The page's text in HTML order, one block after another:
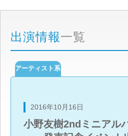
出演情報一覧
アーティスト系
2016年10月16日
小野友樹2ndミニアル